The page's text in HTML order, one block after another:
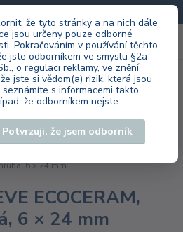
že tyto stránky a na nich dále
jsou určeny pouze odborné
Pokračováním v používání těchto
jste odborníkem ve smyslu §2a
o regulaci reklamy, ve znění
jste si vědom(a) rizik, která jsou
s informacemi takto
že odborníkem nejste.
Potvrzuji, že jsem odborník
Menu
Hledat
za0 Kč
6 × 24 mm
ECOCERAM,
6 × 24 mm